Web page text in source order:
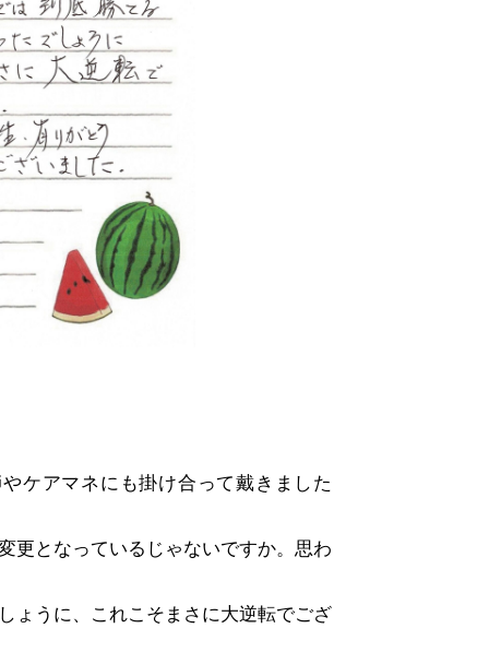
ケアマネにも掛け合って戴きました
更となっているじゃないですか。思わ
うに、これこそまさに大逆転でござ